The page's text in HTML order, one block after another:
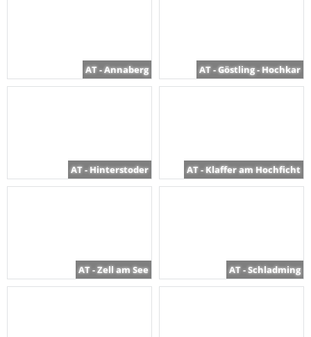
AT - Annaberg AT - Göstling - Hochkar
AT - Hinterstoder AT - Klaffer am Hochficht
AT - Zell am See AT - Schladming